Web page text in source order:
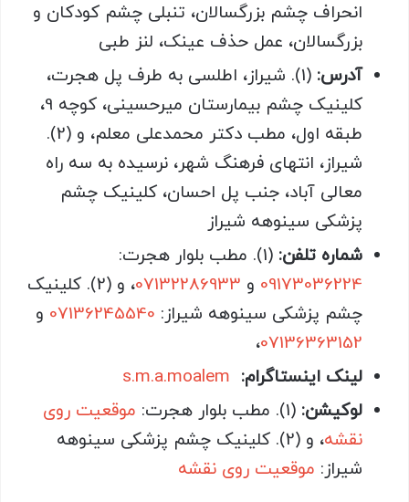
انحراف چشم بزرگسالان، تنبلی چشم کودکان و
بزرگسالان، عمل حذف عینک، لنز طبی
آدرس:
(1). شیراز، اطلسی به طرف پل هجرت،
کلینیک چشم بیمارستان میرحسینی، کوچه 9،
طبقه اول، مطب دکتر محمدعلی معلم، و (2).
شیراز، انتهای فرهنگ شهر، نرسیده به سه راه
معالی آباد، جنب پل احسان، کلینیک چشم
پزشکی سینوهه شیراز
شماره تلفن: (1). مطب بلوار هجرت:
09173036224 و
، و (2). کلینیک
چشم پزشکی سینوهه شیراز:
و
07136363152،
لینک اینستاگرام: s.m.a.moalem
لوکیشن: (1). مطب بلوار هجرت:
موقعیت روی
نقشه
، و (2). کلینیک چشم پزشکی سینوهه
شیراز: موقعیت روی نقشه